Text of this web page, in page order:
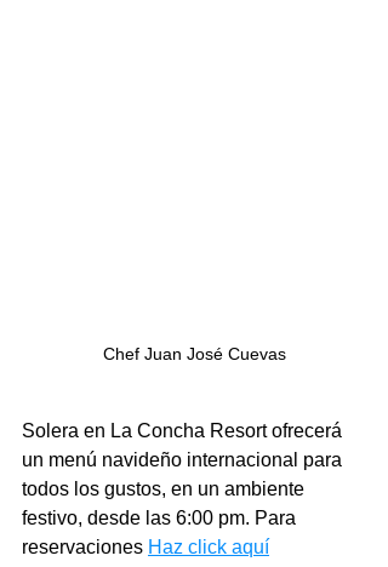
Chef Juan José Cuevas
Solera en La Concha Resort ofrecerá
un menú navideño internacional para
todos los gustos, en un ambiente
festivo, desde las 6:00 pm. Para
reservaciones Haz click aquí